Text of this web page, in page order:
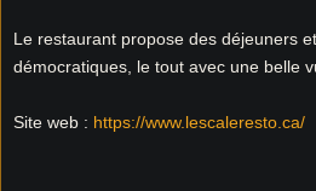
Le restaurant propose des déjeuners
démocratiques, le tout avec une belle
Site web : https://www.lescaleresto.ca/